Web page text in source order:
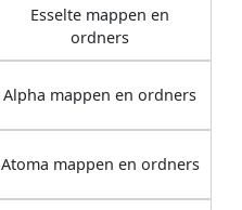
Esselte mappen en
ordners
Alpha mappen en ordners
Atoma mappen en ordners